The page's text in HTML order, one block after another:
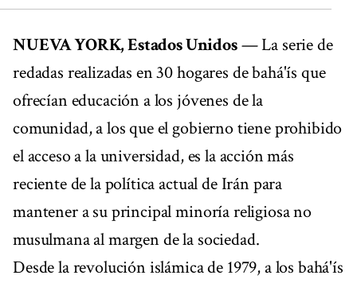
NUEVA YORK, Estados Unidos— La serie de
redadas realizadas en 30 hogares de bahá'ís que
ofrecían educación a los jóvenes de la
comunidad, a los que el gobierno tiene prohibido
el acceso a la universidad, es la acción más
reciente de la política actual de Irán para
mantener a su principal minoría religiosa no
musulmana al margen de la sociedad.
Desde la revolución islámica de 1979, a los bahá'ís